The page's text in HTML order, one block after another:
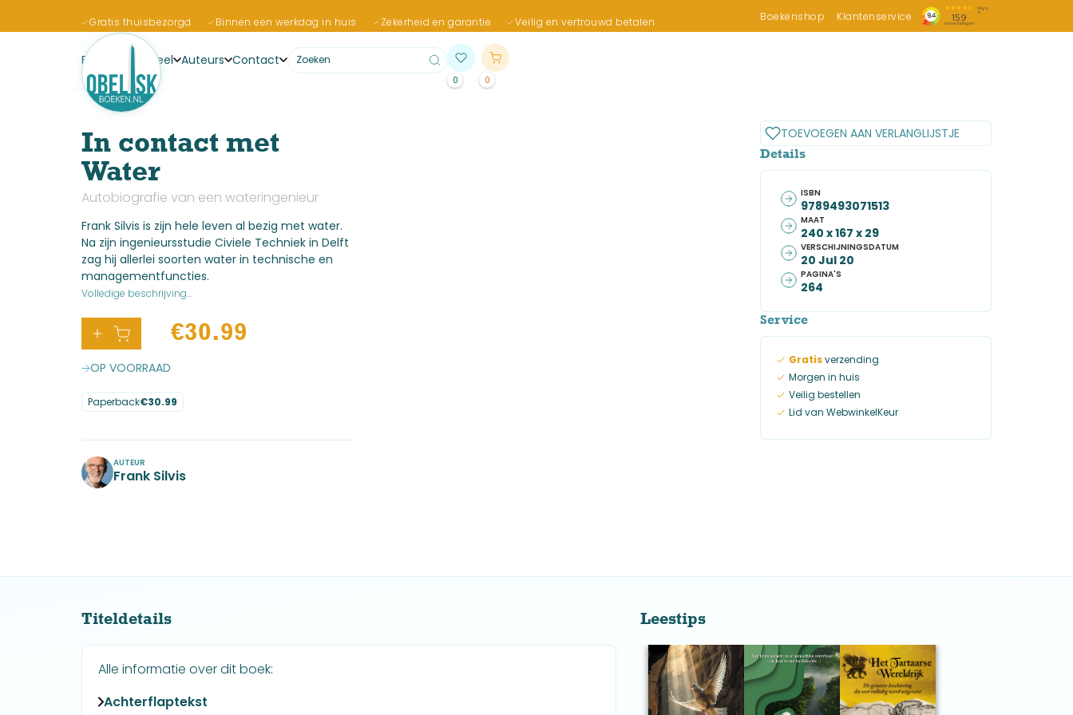
Gratis thuisbezorgd Binnen een werkdag in huis Zekerheid en garantie Veilig en vertrouwd betalen Boekenshop Klantenservice
Boeken Actueel Auteurs Contact
0 0
In contact met
Water
Autobiografie van een wateringenieur
Frank Silvis is zijn hele leven al bezig met water.
Na zijn ingenieursstudie Civiele Techniek in Delft
zag hij allerlei soorten water in technische en
managementfuncties.
Volledige beschrijving...
OP VOORRAAD
€30.99
Paperback€30.99
AUTEUR
Frank Silvis
TOEVOEGEN AAN VERLANGLIJSTJE
Details
ISBN
9789493071513
MAAT
240 x 167 x 29
VERSCHIJNINGSDATUM
20 Jul 20
PAGINA'S
264
Service
Gratisverzending
Morgen in huis
Veilig bestellen
Lid van WebwinkelKeur
Titeldetails
Alle informatie over dit boek:
Achterflaptekst
Leestips